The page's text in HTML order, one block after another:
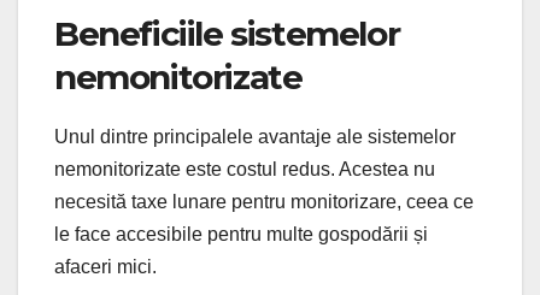
Beneficiile sistemelor
nemonitorizate
Unul dintre principalele avantaje ale sistemelor
nemonitorizate este costul redus. Acestea nu
necesită taxe lunare pentru monitorizare, ceea ce
le face accesibile pentru multe gospodării și
afaceri mici.